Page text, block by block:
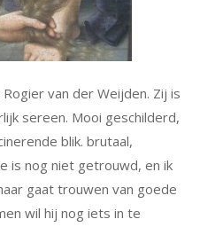
van der Weijden. Zij is
sereen. Mooi geschilderd,
blik. brutaal,
is nog niet getrouwd, en ik
gaat trouwen van goede
wil hij nog iets in te